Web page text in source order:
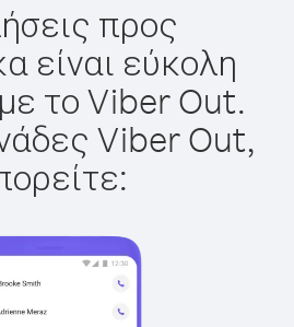
προς
είναι εύκολη
το Viber Out.
Viber Out,